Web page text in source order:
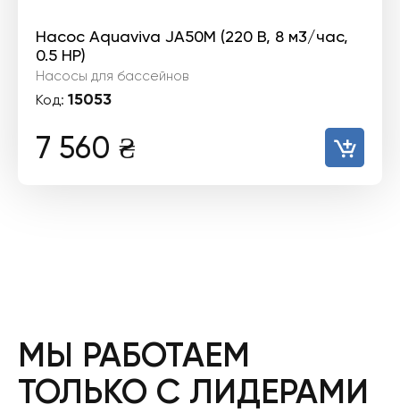
Насос Aquaviva JA50M (220 В, 8 м3/час,
0.5 HP)
Насосы для бассейнов
Код: 15053
7 560 ₴
МЫ РАБОТАЕМ
ТОЛЬКО С ЛИДЕРАМИ